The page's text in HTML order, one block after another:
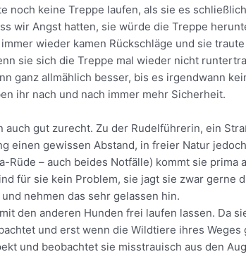
noch keine Treppe laufen, als sie es
wir Angst hatten, sie würde die Treppe
wieder kamen Rückschläge und sie
sie sich die Treppe mal wieder nicht
ganz allmählich besser, bis es irgendwann
ihr nach und nach immer mehr Sicherheit.
gut zurecht. Zu der Rudelführerin, ein
einen gewissen Abstand, in freier Natur
– auch beides Notfälle) kommt sie prima
für sie kein Problem, sie jagt sie zwar gerne
nehmen das sehr gelassen hin.
den anderen Hunden frei laufen lassen. Da
und erst wenn die Wildtiere ihres Weges
und beobachtet sie misstrauisch aus den